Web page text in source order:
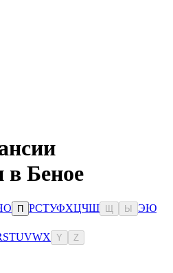
в Беное
О П РСТУФХЦЧШ Ы ЭЮ
STUVWX Y Z